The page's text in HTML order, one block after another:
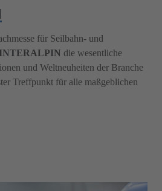
für Seilbahn- und
INTERALPIN die wesentliche
und Weltneuheiten der Branche
Treffpunkt für alle maßgeblichen